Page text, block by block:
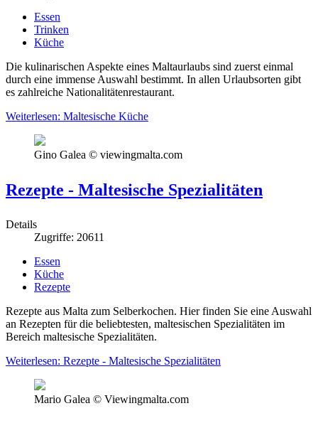
Essen
Trinken
Küche
Die kulinarischen Aspekte eines Maltaurlaubs sind zuerst einmal
durch eine immense Auswahl bestimmt. In allen Urlaubsorten gibt
es zahlreiche Nationalitätenrestaurant.
Weiterlesen: Maltesische Küche
Gino Galea © viewingmalta.com
Rezepte - Maltesische Spezialitäten
Details
Zugriffe: 20611
Essen
Küche
Rezepte
Rezepte aus Malta zum Selberkochen. Hier finden Sie eine Auswahl
an Rezepten für die beliebtesten, maltesischen Spezialitäten im
Bereich maltesische Spezialitäten.
Weiterlesen: Rezepte - Maltesische Spezialitäten
Mario Galea © Viewingmalta.com